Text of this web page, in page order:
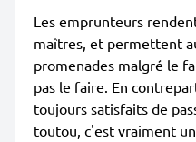
Les emprunteurs
maîtres, et permettent
promenades malgré le
pas le faire. En
toujours satisfaits de
toutou, c'est vraiment